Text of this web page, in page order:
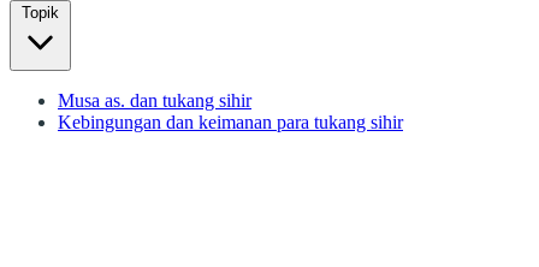
Topik
Musa as. dan tukang sihir
Kebingungan dan keimanan para tukang sihir